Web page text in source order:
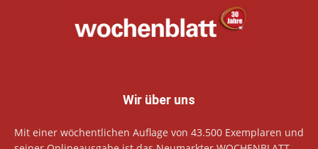
Wir über uns
Mit einer wöchentlichen Auflage von 43.500 Exemplaren und